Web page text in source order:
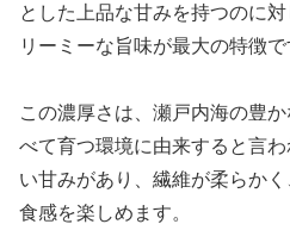
とした上品な甘みを持つのに
リーミーな旨味が最大の特徴で
この濃厚さは、瀬戸内海の豊
べて育つ環境に由来すると言
い甘みがあり、繊維が柔らか
食感を楽しめます。